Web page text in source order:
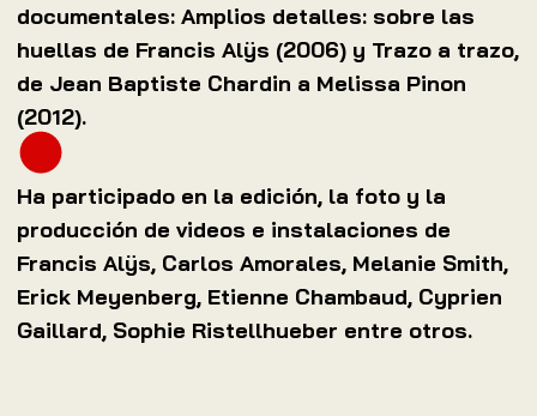
documentales: Amplios detalles: sobre las
huellas de Francis Alÿs (2006) y Trazo a trazo,
de Jean Baptiste Chardin a Melissa Pinon
(2012).
Ha participado en la edición, la foto y la
producción de videos e instalaciones de
Francis Alÿs, Carlos Amorales, Melanie Smith,
Erick Meyenberg, Etienne Chambaud, Cyprien
Gaillard, Sophie Ristellhueber entre otros.